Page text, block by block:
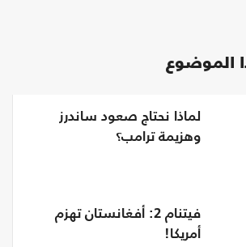
الموضوع
لماذا نحتاج صعود ساندرز
وهزيمة ترامب؟
فيتنام 2: أفغانستان تهزم
أمريكا!